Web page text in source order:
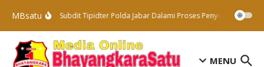
MBsatu
Subdit Tipidter Polda Jabar Dalami Proses Penyelidikan
MENU